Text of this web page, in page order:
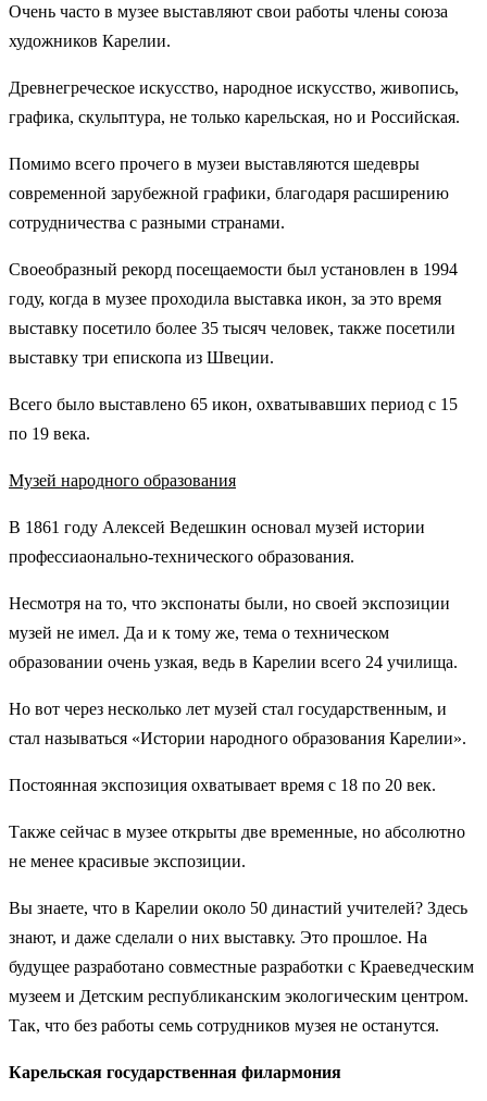
Очень часто в музее выставляют свои работы члены союза
художников Карелии.
Древнегреческое искусство, народное искусство, живопись,
графика, скульптура, не только карельская, но и Российская.
Помимо всего прочего в музеи выставляются шедевры
современной зарубежной графики, благодаря расширению
сотрудничества с разными странами.
Своеобразный рекорд посещаемости был установлен в 1994
году, когда в музее проходила выставка икон, за это время
выставку посетило более 35 тысяч человек, также посетили
выставку три епископа из Швеции.
Всего было выставлено 65 икон, охватывавших период с 15
по 19 века.
Музей народного образования
В 1861 году Алексей Ведешкин основал музей истории
профессиаонально-технического образования.
Несмотря на то, что экспонаты были, но своей экспозиции
музей не имел. Да и к тому же, тема о техническом
образовании очень узкая, ведь в Карелии всего 24 училища.
Но вот через несколько лет музей стал государственным, и
стал называться «Истории народного образования Карелии».
Постоянная экспозиция охватывает время с 18 по 20 век.
Также сейчас в музее открыты две временные, но абсолютно
не менее красивые экспозиции.
Вы знаете, что в Карелии около 50 династий учителей? Здесь
знают, и даже сделали о них выставку. Это прошлое. На
будущее разработано совместные разработки с Краеведческим
музеем и Детским республиканским экологическим центром.
Так, что без работы семь сотрудников музея не останутся.
Карельская государственная филармония